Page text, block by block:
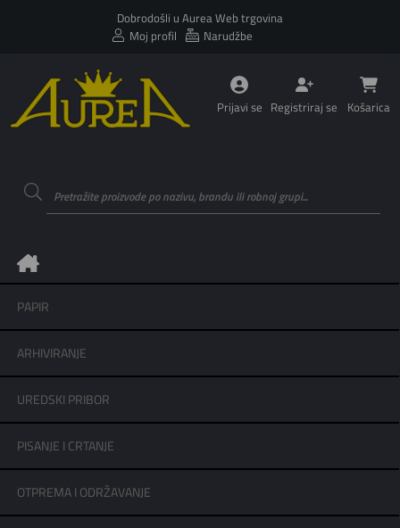
Dobrodošli u Aurea Web trgovina
Moj profil
Narudžbe
Prijavi se Registriraj se Košarica
PAPIR
ARHIVIRANJE
UREDSKI PRIBOR
PISANJE I CRTANJE
OTPREMA I ODRŽAVANJE